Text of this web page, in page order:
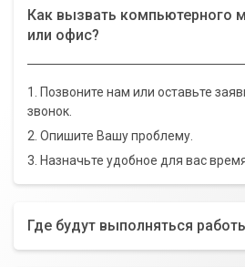
Как вызвать компьютерного
или офис?
1. Позвоните нам или оставьте
звонок.
2. Опишите Вашу проблему.
3. Назначьте удобное для вас
Где будут выполняться